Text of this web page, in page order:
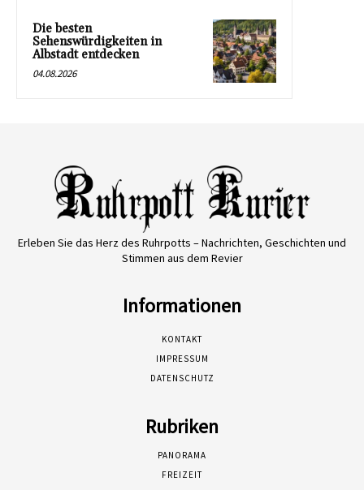
Die besten
Sehenswürdigkeiten in
Albstadt entdecken
04.08.2026
Erleben Sie das Herz des Ruhrpotts – Nachrichten, Geschichten und
Stimmen aus dem Revier
Informationen
KONTAKT
IMPRESSUM
DATENSCHUTZ
Rubriken
PANORAMA
FREIZEIT